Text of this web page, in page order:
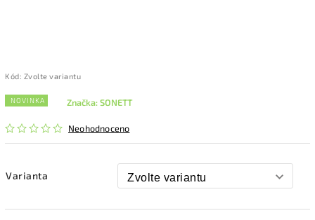
Kód: Zvolte variantu
NOVINKA
Neohodnoceno
Značka:SONETT
Varianta